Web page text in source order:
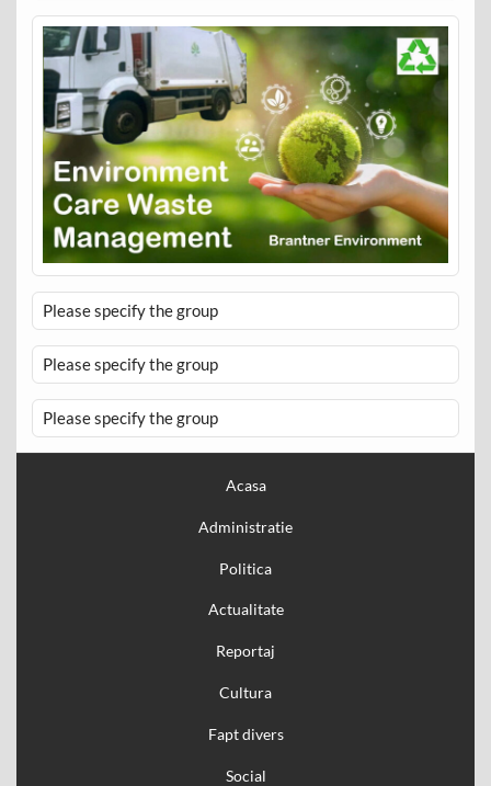
Please specify the group
Please specify the group
Please specify the group
Acasa
Administratie
Politica
Actualitate
Reportaj
Cultura
Fapt divers
Social